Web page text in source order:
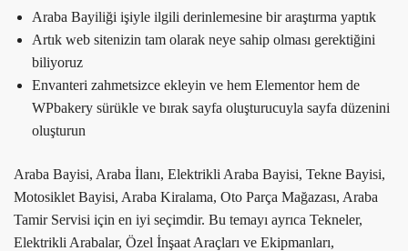
Araba Bayiliği işiyle ilgili derinlemesine bir araştırma yaptık
Artık web sitenizin tam olarak neye sahip olması gerektiğini
biliyoruz
Envanteri zahmetsizce ekleyin ve hem Elementor hem de
WPbakery sürükle ve bırak sayfa oluşturucuyla sayfa düzenini
oluşturun
Araba Bayisi, Araba İlanı, Elektrikli Araba Bayisi, Tekne Bayisi,
Motosiklet Bayisi, Araba Kiralama, Oto Parça Mağazası, Araba
Tamir Servisi için en iyi seçimdir. Bu temayı ayrıca Tekneler,
Elektrikli Arabalar, Özel İnşaat Araçları ve Ekipmanları,